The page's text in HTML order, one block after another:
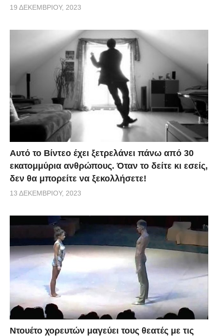
19 ΔΕΚΕΜΒΡΊΟΥ, 2023
Αυτό το Βίντεο έχει ξετρελάνει πάνω από 30
εκατομμύρια ανθρώπους. Όταν το δείτε κι εσείς,
δεν θα μπορείτε να ξεκολλήσετε!
13 ΔΕΚΕΜΒΡΊΟΥ, 2023
Ντουέτο χορευτών μαγεύει τους θεατές με τις